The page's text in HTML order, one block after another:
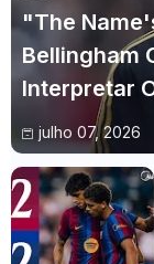
"The
Bellingham
Interpretar
julho 07, 2026